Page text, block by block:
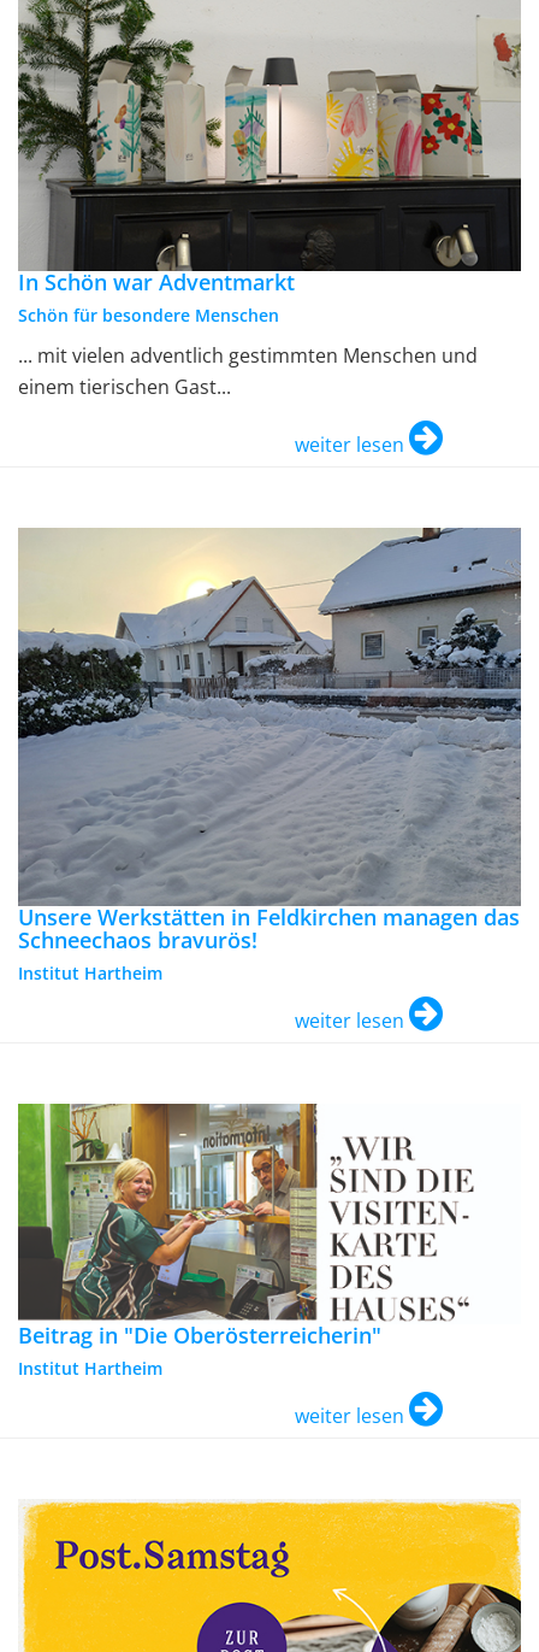
In Schön war Adventmarkt
Schön für besondere Menschen
... mit vielen adventlich gestimmten Menschen und
einem tierischen Gast...
weiter lesen
Unsere Werkstätten in Feldkirchen managen das
Schneechaos bravurös!
Institut Hartheim
weiter lesen
Beitrag in "Die Oberösterreicherin"
Institut Hartheim
weiter lesen